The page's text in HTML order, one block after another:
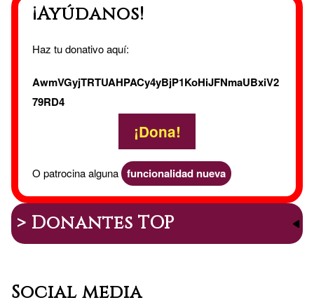
¡Ayúdanos!
Haz tu donativo aquí:
AwmVGyjTRTUAHPACy4yBjP1KoHiJFNmaUBxiV2
79RD4
¡Dona!
O patrocina alguna funcionalidad nueva
> Donantes TOP
Social media